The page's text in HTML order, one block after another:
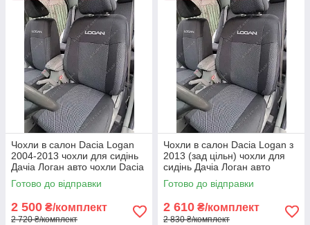
Чохли в салон Dacia Logan
2004-2013 чохли для сидінь
Дачіа Логан авто чохли Dacia
Logan
Готово до відправки
2 500 ₴/комплект
2 720 ₴/комплект
Чохли в салон Dacia Logan з
2013 (зад цільн) чохли для
сидінь Дачіа Логан авто
чохли Dacia Logan
Готово до відправки
2 610 ₴/комплект
2 830 ₴/комплект